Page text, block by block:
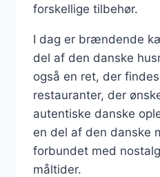
forskellige tilbehør.
I dag er brændende
del af den danske
også en ret, der
restauranter, der
autentiske danske
en del af den danske
forbundet med
måltider.